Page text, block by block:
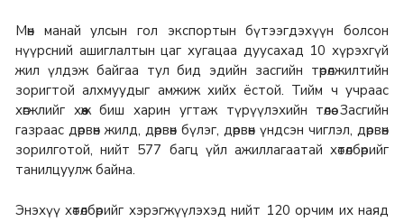
Мөн манай улсын гол экспортын бүтээгдэхүүн болсон
нүүрсний ашиглалтын цаг хугацаа дуусахад 10 хүрэхгүй
жил үлдэж байгаа тул бид эдийн засгийн төрөлжилтийн
зоригтой алхмуудыг амжиж хийх ёстой. Тийм ч учраас
хөгжлийг хөөж биш харин угтаж түрүүлэхийн төлөө Засгийн
газраас дөрвөн жилд, дөрвөн бүлэг, дөрвөн үндсэн чиглэл, дөрвөн
зорилготой, нийт 577 багц үйл ажиллагаатай хөтөлбөрийг
танилцуулж байна.
Энэхүү хөтөлбөрийг хэрэгжүүлэхэд нийт 120 орчим их наяд